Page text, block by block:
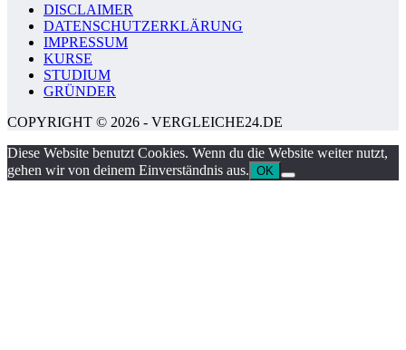
DISCLAIMER
DATENSCHUTZERKLÄRUNG
IMPRESSUM
KURSE
STUDIUM
GRÜNDER
COPYRIGHT © 2026 - VERGLEICHE24.DE
Diese Website benutzt Cookies. Wenn du die Website weiter nutzt,
gehen wir von deinem Einverständnis aus. OK